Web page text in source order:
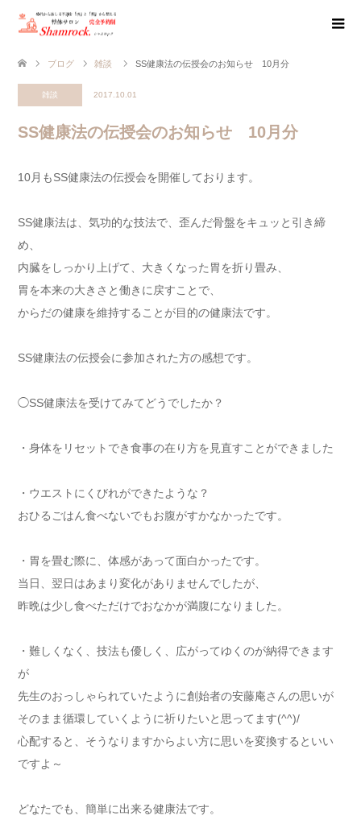
ブログ 雑談 SS健康法の伝授会のお知らせ 10月分
雑談 2017.10.01
SS健康法の伝授会のお知らせ 10月分
10月もSS健康法の伝授会を開催しております。
SS健康法は、気功的な技法で、歪んだ骨盤をキュッと引き締
め、
内臓をしっかり上げて、大きくなった胃を折り畳み、
胃を本来の大きさと働きに戻すことで、
からだの健康を維持することが目的の健康法です。
SS健康法の伝授会に参加された方の感想です。
◯SS健康法を受けてみてどうでしたか？
・身体をリセットでき食事の在り方を見直すことができました
・ウエストにくびれができたような？
おひるごはん食べないでもお腹がすかなかったです。
・胃を畳む際に、体感があって面白かったです。
当日、翌日はあまり変化がありませんでしたが、
昨晩は少し食べただけでおなかが満腹になりました。
・難しくなく、技法も優しく、広がってゆくのが納得できます
が
先生のおっしゃられていたように創始者の安藤庵さんの思いが
そのまま循環していくように祈りたいと思ってます(^^)/
心配すると、そうなりますからよい方に思いを変換するといい
ですよ～
どなたでも、簡単に出来る健康法です。